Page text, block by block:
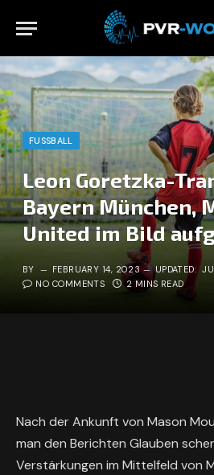
FUSSBALL
Leon Goretzka-
Bayern München,
United im Bild
BY FEBRUARY 14, 2023 UPDATED:
NO COMMENTS
2 MINS READ
Nach der Ankunft von Mason
man den Berichten Glauben
Verstärkungen im Mittelfeld von